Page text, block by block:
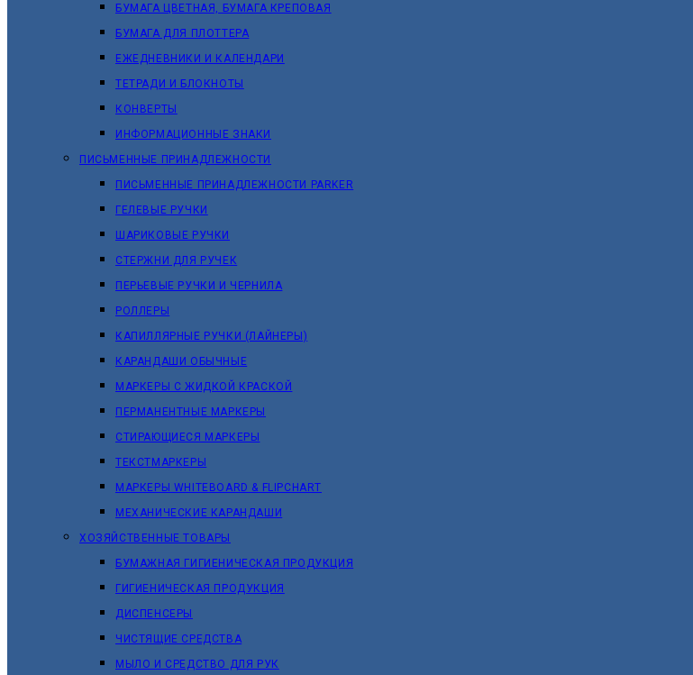
БУМАГА ЦВЕТНАЯ, БУМАГА КРЕПОВАЯ
БУМАГА ДЛЯ ПЛОТТЕРА
ЕЖЕДНЕВНИКИ И КАЛЕНДАРИ
ТЕТРАДИ И БЛОКНОТЫ
КОНВЕРТЫ
ИНФОРМАЦИОННЫЕ ЗНАКИ
ПИСЬМЕННЫЕ ПРИНАДЛЕЖНОСТИ
ПИСЬМЕННЫЕ ПРИНАДЛЕЖНОСТИ PARKER
ГЕЛЕВЫЕ РУЧКИ
ШАРИКОВЫЕ РУЧКИ
СТЕРЖНИ ДЛЯ РУЧЕК
ПЕРЬЕВЫЕ РУЧКИ И ЧЕРНИЛА
РОЛЛЕРЫ
КАПИЛЛЯРНЫЕ РУЧКИ (ЛАЙНЕРЫ)
КАРАНДАШИ ОБЫЧНЫЕ
МАРКЕРЫ C ЖИДКОЙ КРАСКОЙ
ПЕРМАНЕНТНЫЕ МАРКЕРЫ
СТИРАЮЩИЕСЯ МАРКЕРЫ
ТЕКСТМАРКЕРЫ
МАРКЕРЫ WHITEBOARD & FLIPCHART
МЕХАНИЧЕСКИЕ КАРАНДАШИ
ХОЗЯЙСТВЕННЫЕ ТОВАРЫ
БУМАЖНАЯ ГИГИЕНИЧЕСКАЯ ПРОДУКЦИЯ
ГИГИЕНИЧЕСКАЯ ПРОДУКЦИЯ
ДИСПЕНСЕРЫ
ЧИСТЯЩИЕ СРЕДСТВА
МЫЛО И СРЕДСТВО ДЛЯ РУК